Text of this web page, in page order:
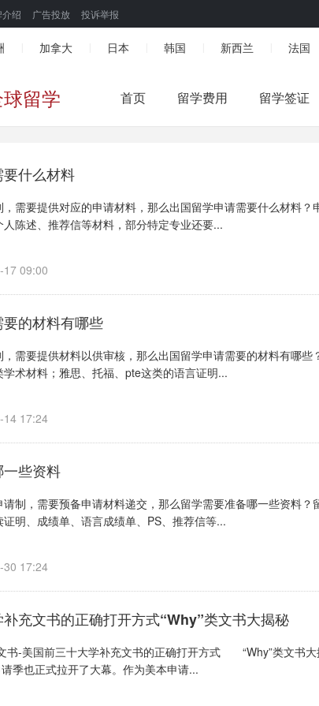
绍 广告投放 投诉举报
加拿大 日本 韩国 新西兰 法国
留学 首页 留学费用 留学签证
什么材料
需要提供对应的申请材料，那么出国留学申请需要什么材料
陈述、推荐信等材料，部分特定专业还要...
17 09:00
的材料有哪些
需要提供材料以供审核，那么出国留学申请需要的材料有哪
术材料；雅思、托福、pte这类的语言证明...
14 17:24
些资料
制，需要预备申请材料递交，那么留学需要准备哪一些资料
明、成绩单、语言成绩单、PS、推荐信等...
30 17:24
充文书的正确打开方式“Why”类文书大揭秘
-美国前三十大学补充文书的正确打开方式 “Why”类文书大
季也正式拉开了大幕。作为美本申请...